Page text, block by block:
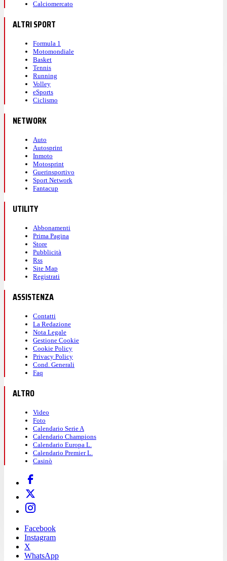
Calciomercato
ALTRI SPORT
Formula 1
Motomondiale
Basket
Tennis
Running
Volley
eSports
Ciclismo
NETWORK
Auto
Autosprint
Inmoto
Motosprint
Guerinsportivo
Sport Network
Fantacup
UTILITY
Abbonamenti
Prima Pagina
Store
Pubblicità
Rss
Site Map
Registrati
ASSISTENZA
Contatti
La Redazione
Nota Legale
Gestione Cookie
Cookie Policy
Privacy Policy
Cond. Generali
Faq
ALTRO
Video
Foto
Calendario Serie A
Calendario Champions
Calendario Europa L.
Calendario Premier L.
Casinò
Facebook
Instagram
X
WhatsApp